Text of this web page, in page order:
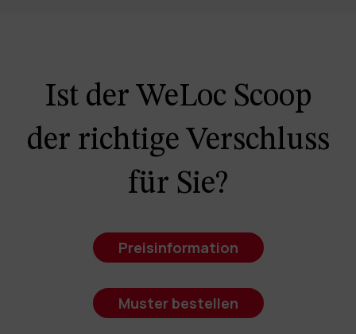
Ist der WeLoc Scoop
der richtige Verschluss
für Sie?
Preisinformation
Muster bestellen